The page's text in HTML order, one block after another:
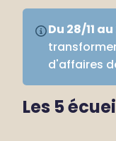
Du 28/11
d'affaires
Les 5